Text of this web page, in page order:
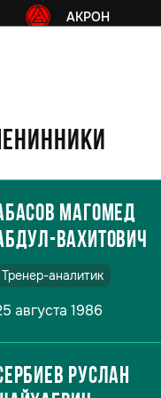
АКРОН
Магомед
Вахитович
Тренер-аналитик
августа 1986
Руслан